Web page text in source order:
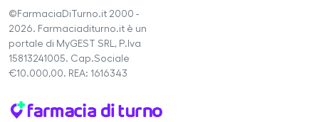
©FarmaciaDiTurno.it 2000 -
2026. Farmaciaditurno.it è un
portale di MyGEST SRL, P.Iva
15813241005. Cap.Sociale
€10.000,00. REA: 1616343